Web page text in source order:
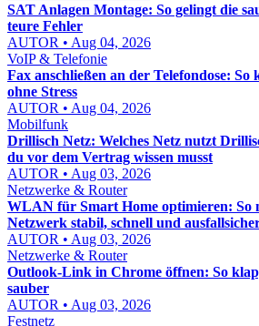
SAT Anlagen Montage: So gelingt die
teure Fehler
AUTOR • Aug 04, 2026
VoIP & Telefonie
Fax anschließen an der Telefondose:
ohne Stress
AUTOR • Aug 04, 2026
Mobilfunk
Drillisch Netz: Welches Netz nutzt
du vor dem Vertrag wissen musst
AUTOR • Aug 03, 2026
Netzwerke & Router
WLAN für Smart Home optimieren: So
Netzwerk stabil, schnell und
AUTOR • Aug 03, 2026
Netzwerke & Router
Outlook-Link in Chrome öffnen: So
sauber
AUTOR • Aug 03, 2026
Festnetz